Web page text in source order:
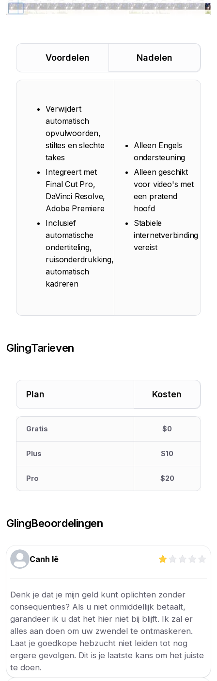
Voordelen Nadelen
Verwijdert
automatisch
opvulwoorden,
stiltes en slechte
takes
Integreert met
Final Cut Pro,
DaVinci Resolve,
Adobe Premiere
Inclusief
automatische
ondertiteling,
ruisonderdrukking,
automatisch
kadreren
Alleen Engels
ondersteuning
Alleen geschikt
voor video's met
een pratend
hoofd
Stabiele
internetverbinding
vereist
GlingTarieven
Plan Kosten
Gratis $0
Plus $10
Pro $20
GlingBeoordelingen
Canh lê
Denk je dat je mijn geld kunt oplichten zonder
consequenties? Als u niet onmiddellijk betaalt,
garandeer ik u dat het hier niet bij blijft. Ik zal er
alles aan doen om uw zwendel te ontmaskeren.
Laat je goedkope hebzucht niet leiden tot nog
ergere gevolgen. Dit is je laatste kans om het juiste
te doen.